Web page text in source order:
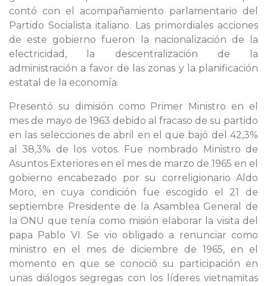
contó con el acompañamiento parlamentario del
Partido Socialista italiano. Las primordiales acciones
de este gobierno fueron la nacionalización de la
electricidad, la descentralización de la
administración a favor de las zonas y la planificación
estatal de la economía.
Presentó su dimisión como Primer Ministro en el
mes de mayo de 1963 debido al fracaso de su partido
en las selecciones de abril en el que bajó del 42,3%
al 38,3% de los votos. Fue nombrado Ministro de
Asuntos Exteriores en el mes de marzo de 1965 en el
gobierno encabezado por su correligionario Aldo
Moro, en cuya condición fue escogido el 21 de
septiembre Presidente de la Asamblea General de
la ONU que tenía como misión elaborar la visita del
papa Pablo VI. Se vio obligado a renunciar como
ministro en el mes de diciembre de 1965, en el
momento en que se conoció su participación en
unas diálogos segregas con los líderes vietnamitas